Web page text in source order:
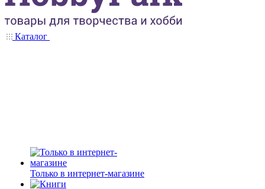
Каталог
Только в интернет-магазине